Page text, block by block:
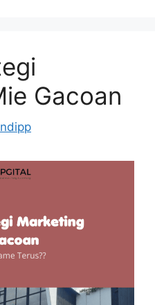
Gacoan